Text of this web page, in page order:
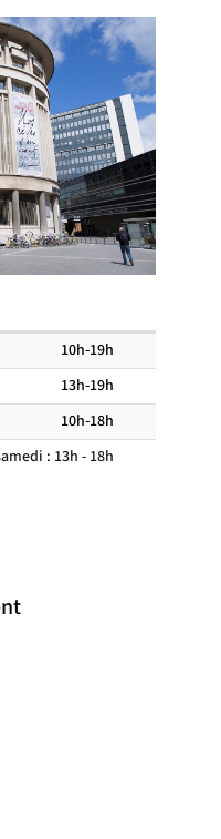
10h-19h
13h-19h
10h-18h
: 13h - 18h